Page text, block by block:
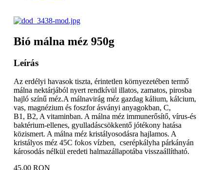
Bió málna méz 950g
Leírás
Az erdélyi havasok tiszta, érintetlen környezetében termő
málna nektárjából nyert rendkívül illatos, zamatos, pirosba
hajló színű méz.A málnavirág méz gazdag kálium, kálcium,
vas, magnézium és foszfor ásványi anyagokban, C,
B1, B2, A vitaminban. A málna méz immunerősítő, vírus-és
baktérium-ellenes, gyulladáscsökkentő jótékony hatása
közismert. A málna méz kristályosodásra hajlamos. A
kristályos méz 45C fokos vízben, cserépkályha párkányán
károsodás nélkül eredeti halmazállapotába visszaállítható.
45.00 RON